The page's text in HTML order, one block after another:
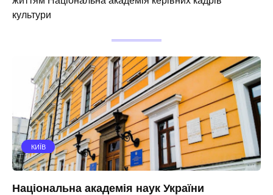
культури
КИЇВ
Національна академія наук України